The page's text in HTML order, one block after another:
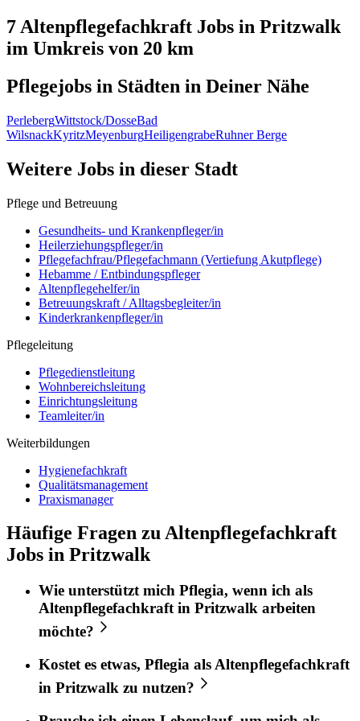
7 Altenpflegefachkraft Jobs in Pritzwalk
im Umkreis von 20 km
Pflegejobs in Städten in Deiner Nähe
PerlebergWittstock/DosseBad
WilsnackKyritzMeyenburgHeiligengrabeRuhner Berge
Weitere Jobs in dieser Stadt
Pflege und Betreuung
Gesundheits- und Krankenpfleger/in
Heilerziehungspfleger/in
Pflegefachfrau/Pflegefachmann (Vertiefung Akutpflege)
Hebamme / Entbindungspfleger
Altenpflegehelfer/in
Betreuungskraft / Alltagsbegleiter/in
Kinderkrankenpfleger/in
Pflegeleitung
Pflegedienstleitung
Wohnbereichsleitung
Einrichtungsleitung
Teamleiter/in
Weiterbildungen
Hygienefachkraft
Qualitätsmanagement
Praxismanager
Häufige Fragen zu Altenpflegefachkraft
Jobs in Pritzwalk
Wie unterstützt mich Pflegia, wenn ich als
Altenpflegefachkraftin Pritzwalk arbeiten
möchte?
Kostet es etwas, Pflegia als Altenpflegefachkraft
in Pritzwalk zu nutzen?